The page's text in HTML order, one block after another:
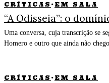
CRÍTICAS · EM SALA
“A Odisseia”: o
Uma conversa, cuja transcrição se
Homero e outro que ainda não
CRÍTICAS · EM SALA